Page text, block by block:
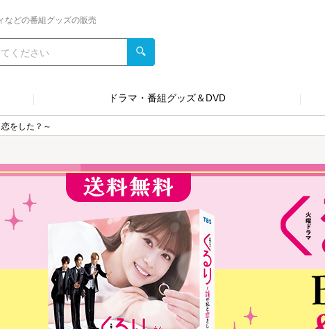
などの番組グッズの販売
ドラマ・番組グッズ＆DVD
をした？～